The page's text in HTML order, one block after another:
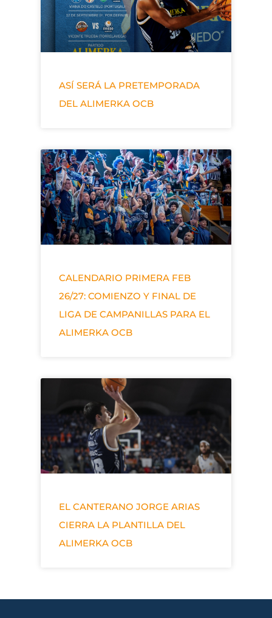
ASÍ SERÁ LA PRETEMPORADA
DEL ALIMERKA OCB
CALENDARIO PRIMERA FEB
26/27: COMIENZO Y FINAL DE
LIGA DE CAMPANILLAS PARA EL
ALIMERKA OCB
EL CANTERANO JORGE ARIAS
CIERRA LA PLANTILLA DEL
ALIMERKA OCB